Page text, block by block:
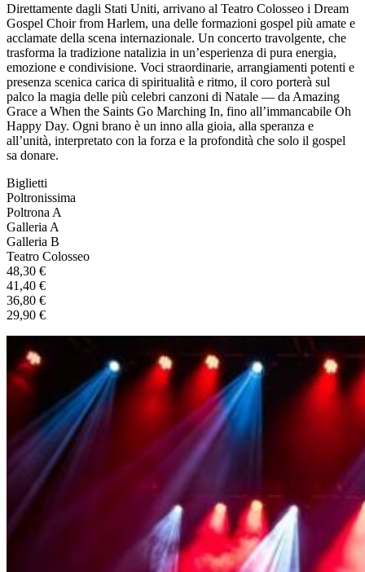
Direttamente dagli Stati Uniti, arrivano al Teatro Colosseo i Dream
Gospel Choir from Harlem, una delle formazioni gospel più amate e
acclamate della scena internazionale. Un concerto travolgente, che
trasforma la tradizione natalizia in un’esperienza di pura energia,
emozione e condivisione. Voci straordinarie, arrangiamenti potenti e
presenza scenica carica di spiritualità e ritmo, il coro porterà sul
palco la magia delle più celebri canzoni di Natale — da Amazing
Grace a When the Saints Go Marching In, fino all’immancabile Oh
Happy Day. Ogni brano è un inno alla gioia, alla speranza e
all’unità, interpretato con la forza e la profondità che solo il gospel
sa donare.
Biglietti
Poltronissima
Poltrona A
Galleria A
Galleria B
Teatro Colosseo
48,30 €
41,40 €
36,80 €
29,90 €